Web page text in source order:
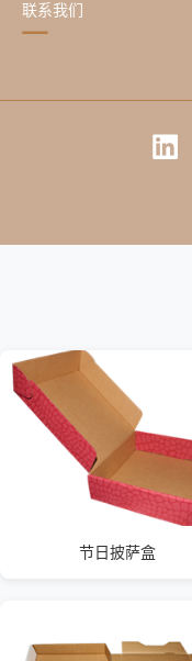
联系我们
节日披萨盒